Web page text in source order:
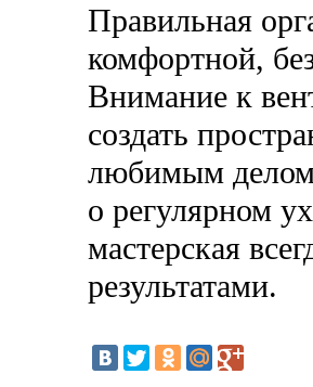
Правильная
комфортной,
Внимание к
создать
любимым делом
о регулярном
мастерская
результатами.